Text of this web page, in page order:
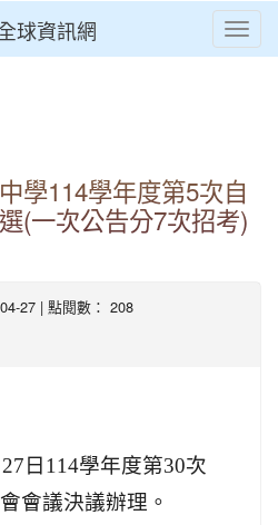
球資訊網
學114學年度第5次自
(一次公告分7次招考)
27 | 點閱數： 208
日114學年度第30次
會議決議辦理。